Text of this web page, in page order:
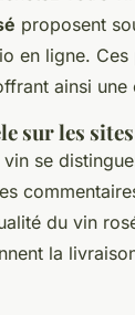
proposent
en ligne.
ainsi
sur les
se
du vin
la